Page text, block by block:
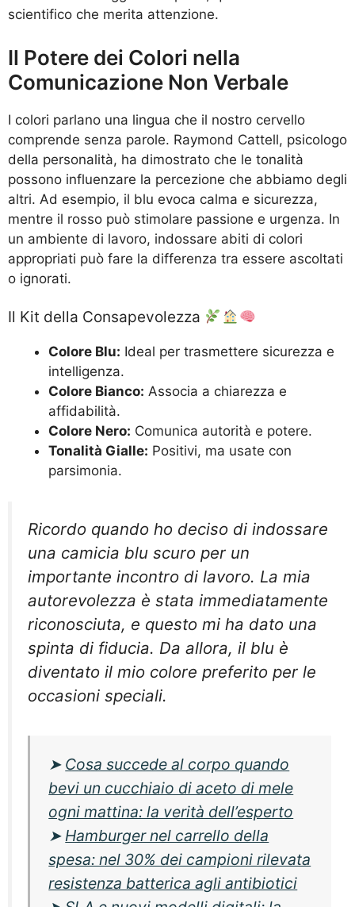
scientifico che merita attenzione.
Il Potere dei Colori nella
Comunicazione Non Verbale
I colori parlano una lingua che il nostro cervello
comprende senza parole. Raymond Cattell, psicologo
della personalità, ha dimostrato che le tonalità
possono influenzare la percezione che abbiamo degli
altri. Ad esempio, il blu evoca calma e sicurezza,
mentre il rosso può stimolare passione e urgenza. In
un ambiente di lavoro, indossare abiti di colori
appropriati può fare la differenza tra essere ascoltati
o ignorati.
Il Kit della Consapevolezza
Colore Blu: Ideal per trasmettere sicurezza e
intelligenza.
Colore Bianco: Associa a chiarezza e
affidabilità.
Colore Nero: Comunica autorità e potere.
Tonalità Gialle: Positivi, ma usate con
parsimonia.
Ricordo quando ho deciso di indossare
una camicia blu scuro per un
importante incontro di lavoro. La mia
autorevolezza è stata immediatamente
riconosciuta, e questo mi ha dato una
spinta di fiducia. Da allora, il blu è
diventato il mio colore preferito per le
occasioni speciali.
➤ Cosa succede al corpo quando
bevi un cucchiaio di aceto di mele
ogni mattina: la verità dell’esperto
➤Hamburger nel carrello della
spesa: nel 30% dei campioni rilevata
resistenza batterica agli antibiotici